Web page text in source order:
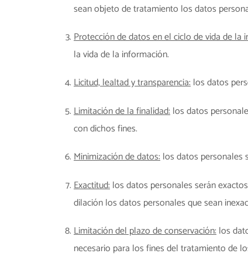
sean objeto de tratamiento los datos
Protección de datos en el ciclo de vida de la
la vida de la información.
Licitud, lealtad y transparencia:los datos
Limitación de la finalidad:los datos
con dichos fines.
Minimización de datos:los datos personales
Exactitud:los datos personales serán
dilación los datos personales que sean
Limitación del plazo de conservación:los
necesario para los fines del tratamiento de